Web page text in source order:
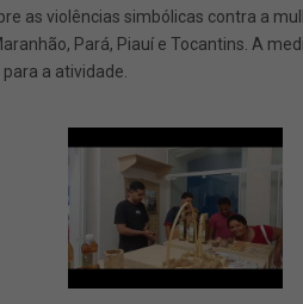
as violências simbólicas contra a
Pará, Piauí e Tocantins. A
a atividade.